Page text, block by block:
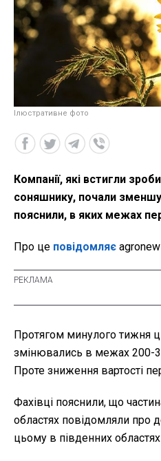
Ілюстративне фото
Компанії, які встигли
соняшнику, почали
пояснили, в яких межах
Про це повідомляє
Протягом минулого тижня
змінювались в межах 200-
Проте зниження вартості
Фахівці пояснили, що
областях повідомляли про
цьому в південних